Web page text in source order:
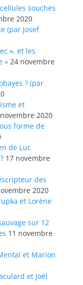
souches
2020
(par Josef
», et les
» 24 novembre
? (par
et
2020
forme de
de Luc
17 novembre
des
2020
et Lorène
sur 12
11 novembre
et Marion
et Joël